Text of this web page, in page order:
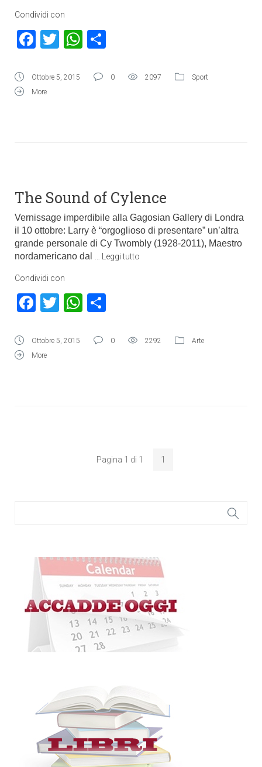
Condividi con
Facebook
TwitterWhatsApp
Ottobre 5, 2015 0 2097
Sport
More
The Sound of Cylence
Vernissage imperdibile alla Gagosian Gallery di Londra
il 10 ottobre: Larry è “orgoglioso di presentare” un’altra
grande personale di Cy Twombly (1928-2011), Maestro
nordamericano dal
Leggi tutto
Condividi con
Facebook
TwitterWhatsApp
Ottobre 5, 2015 0 2292
Arte
More
Pagina 1 di 1 1